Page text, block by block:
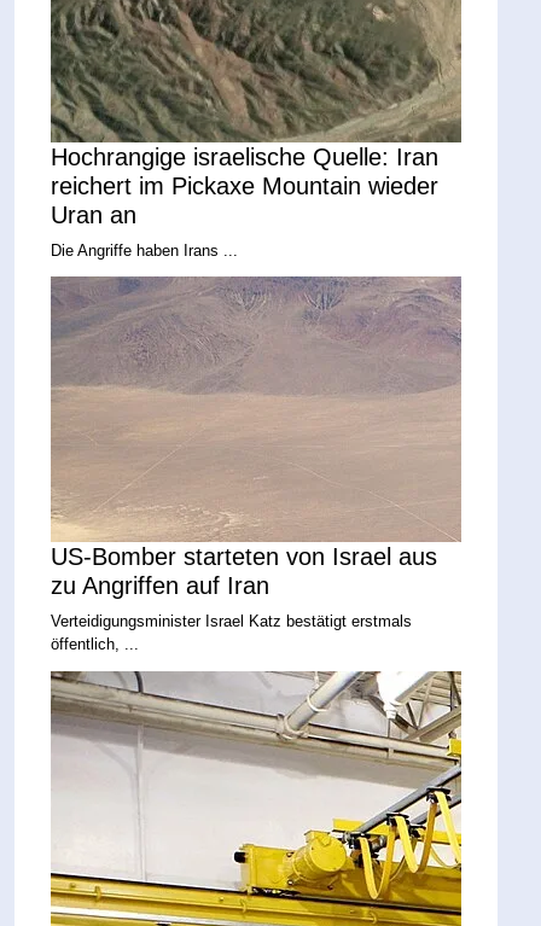
Hochrangige israelische Quelle: Iran
reichert im Pickaxe Mountain wieder
Uran an
Die Angriffe haben Irans ...
US-Bomber starteten von Israel aus
zu Angriffen auf Iran
Verteidigungsminister Israel Katz bestätigt erstmals
öffentlich, ...